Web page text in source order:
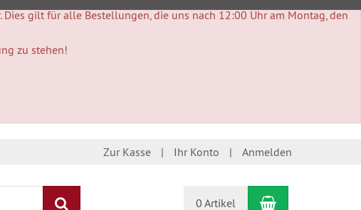
gilt für alle Bestellungen, die uns nach 12:00 Uhr am Montag, den
zu stehen!
Zur Kasse Ihr Konto Anmelden
0 Artikel Warenkorb